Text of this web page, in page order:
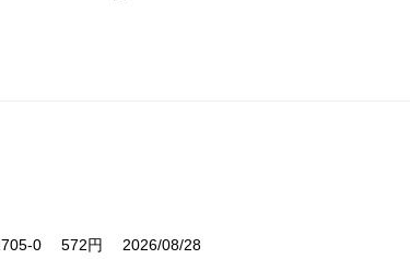
0 572円 2026/08/28